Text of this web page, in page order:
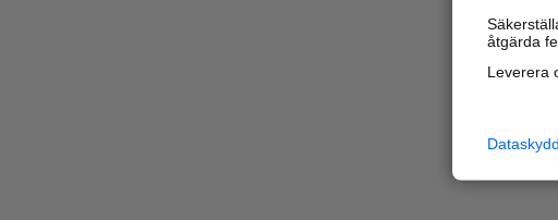
åtgärda
Leverera
Dataskydd